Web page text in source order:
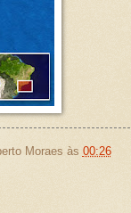
Moraes às 00:26